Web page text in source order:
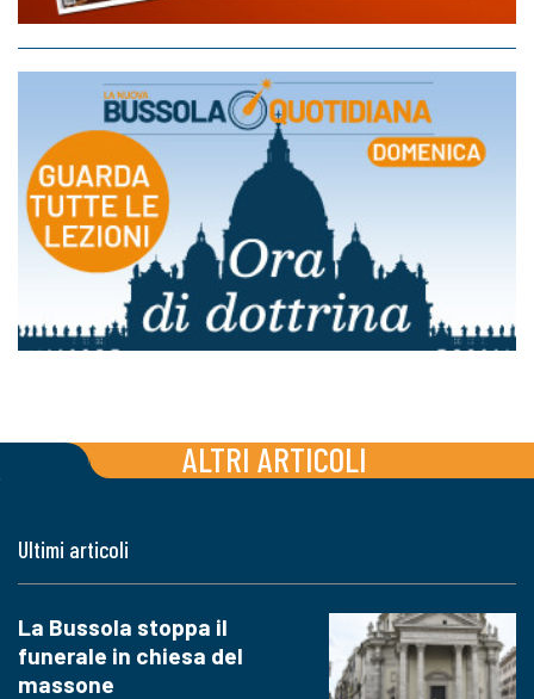
ALTRI ARTICOLI
Ultimi articoli
La Bussola stoppa il
funerale in chiesa del
massone